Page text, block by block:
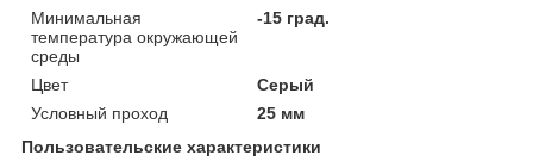
Минимальная
температура окружающей
среды
-15 град.
Цвет
Серый
Условный проход
25 мм
Пользовательские характеристики